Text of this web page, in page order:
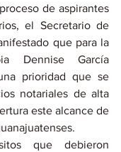
de aspirantes
el Secretario de
que para la
Dennise García
prioridad que se
notariales de alta
este alcance de
que debieron